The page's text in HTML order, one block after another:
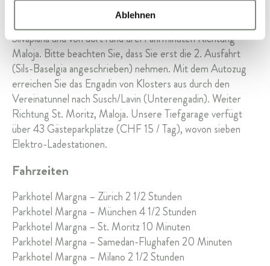
Ablehnen
Sie erreichen Sils-Baselgia und das Parkhotel Margna am
einfachsten von Chur kommend über den Julierpass bis nach
Silvaplana und von dort rund drei Fahrminuten Richtung
Maloja. Bitte beachten Sie, dass Sie erst die 2. Ausfahrt
(Sils-Baselgia angeschrieben) nehmen. Mit dem Autozug
erreichen Sie das Engadin von Klosters aus durch den
Vereinatunnel nach Susch/Lavin (Unterengadin). Weiter
Richtung St. Moritz, Maloja. Unsere Tiefgarage verfügt
über 43 Gästeparkplätze (CHF 15 / Tag), wovon sieben
Elektro-Ladestationen.
Fahrzeiten
Parkhotel Margna – Zürich 2 1/2 Stunden
Parkhotel Margna – München 4 1/2 Stunden
Parkhotel Margna – St. Moritz 10 Minuten
Parkhotel Margna – Samedan-Flughafen 20 Minuten
Parkhotel Margna – Milano 2 1/2 Stunden